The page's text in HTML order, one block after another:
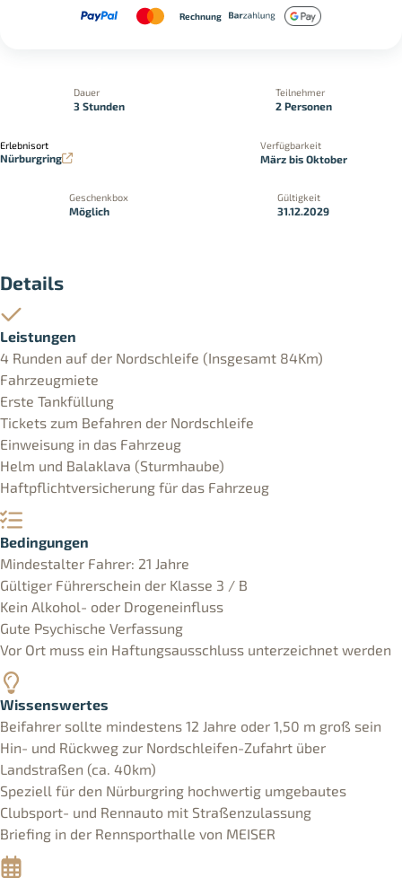
Rechnung
Dauer
3 Stunden
Teilnehmer
2 Personen
Erlebnisort
Nürburgring
Verfügbarkeit
März bis Oktober
Geschenkbox
Möglich
Gültigkeit
31.12.2029
Details
Leistungen
4 Runden auf der Nordschleife (Insgesamt 84Km)
Fahrzeugmiete
Erste Tankfüllung
Tickets zum Befahren der Nordschleife
Einweisung in das Fahrzeug
Helm und Balaklava (Sturmhaube)
Haftpflichtversicherung für das Fahrzeug
Bedingungen
Mindestalter Fahrer: 21 Jahre
Gültiger Führerschein der Klasse 3 / B
Kein Alkohol- oder Drogeneinfluss
Gute Psychische Verfassung
Vor Ort muss ein Haftungsausschluss unterzeichnet werden
Wissenswertes
Beifahrer sollte mindestens 12 Jahre oder 1,50 m groß sein
Hin- und Rückweg zur Nordschleifen-Zufahrt über
Landstraßen (ca. 40km)
Speziell für den Nürburgring hochwertig umgebautes
Clubsport- und Rennauto mit Straßenzulassung
Briefing in der Rennsporthalle von MEISER